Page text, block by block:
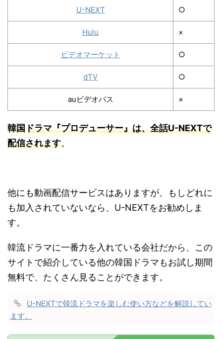
U-NEXT ○
Hulu ×
ビデオマーケット ○
dTV ○
auビデオパス ×
韓国ドラマ『プロデューサー』は、全話U-NEXTで
配信されます。
他にも動画配信サービスはありますが、もしどれに
も加入されていないなら、U-NEXTをお勧めしま
す。
韓流ドラマに一番力を入れている会社だから、この
サイトで紹介している他の韓国ドラマもお試し期間
無料で、たくさん見ることができます。
U-NEXTで韓流ドラマを楽しむ使い方などを解説してい
ます。